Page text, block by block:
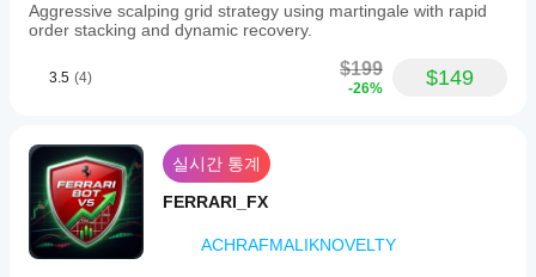
Aggressive scalping grid strategy using martingale with rapid
order stacking and dynamic recovery.
3.5 (4) $199
-26% $149
실시간 통계
FERRARI_FX
ACHRAFMALIKNOVELTY